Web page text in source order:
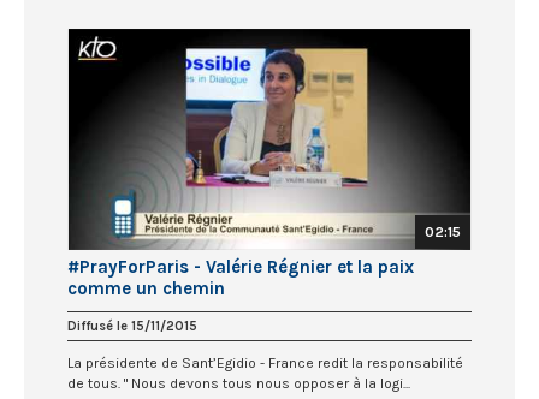
02:15
#PrayForParis - Valérie Régnier et la paix
comme un chemin
Diffusé le 15/11/2015
La présidente de Sant’Egidio - France redit la responsabilité
de tous. " Nous devons tous nous opposer à la logi...